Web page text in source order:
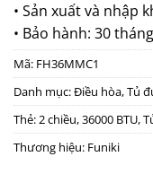
• Sản xuất và nhập
• Bảo hành: 30
Mã: FH36MMC1
Danh mục:Điều hòa,Tủ
Thẻ:2 chiều,36000 BTU,
Thương hiệu: Funiki